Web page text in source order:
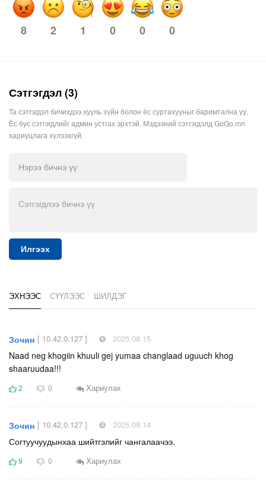
8 2 1 0 0 0
Сэтгэгдэл (3)
Та сэтгэгдэл бичихдээ хууль зүйн болон ёс суртахууныг баримтална уу.
Ёс бус сэтгэгдлийг админ устгах эрхтэй. Мэдээний сэтгэгдэлд GoGo.mn
хариуцлага хүлээхгүй.
Илгээх
ЭХНЭЭС СҮҮЛЭЭС ШИЛДЭГ
Зочин [ 10.42.0.127 ] 2025.08.15
Naad neg khogiin khuuli gej yumaa changlaad uguuch khog
shaaruudaa!!!
2 0 Хариулах
Зочин [ 10.42.0.127 ] 2025.08.14
Согтуучуудынхаа шийтгэлийг чангалаачээ.
9 0 Хариулах